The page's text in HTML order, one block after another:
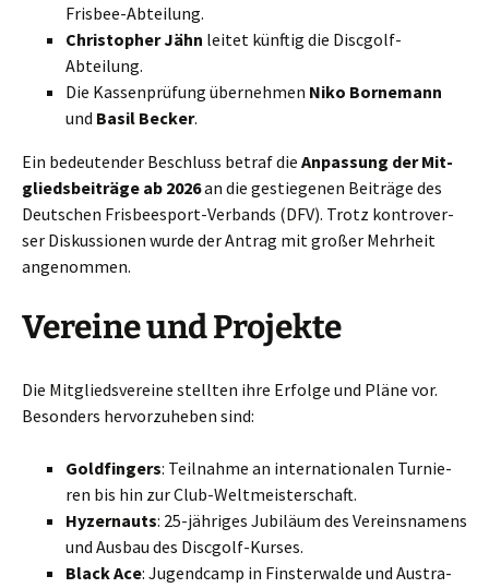
Frisbee-Abteilung.
Chris­to­pher Jähn lei­tet künf­tig die Discgolf-
Abteilung.
Die Kas­sen­prü­fung über­neh­men Niko Born­emann
und Basil Becker.
Ein bedeu­ten­der Beschluss betraf die Anpas­sung der Mit­
glieds­bei­trä­ge ab 2026an die gestie­ge­nen Bei­trä­ge des
Deut­schen Fris­bee­s­port-Ver­bands (DFV). Trotz kon­tro­ver­
ser Dis­kus­sio­nen wur­de der Antrag mit gro­ßer Mehr­heit
angenommen.
Vereine und Projekte
Die Mit­glieds­ver­ei­ne stell­ten ihre Erfol­ge und Plä­ne vor.
Beson­ders her­vor­zu­he­ben sind:
Gold­fin­gers: Teil­nah­me an inter­na­tio­na­len Tur­nie­
ren bis hin zur Club-Weltmeisterschaft.
Hyzer­n­auts: 25-jäh­ri­ges Jubi­lä­um des Ver­eins­na­mens
und Aus­bau des Discgolf-Kurses.
Black Ace: Jugend­camp in Fins­ter­wal­de und Aus­tra­